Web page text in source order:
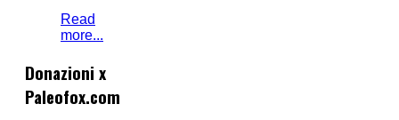
Read
more...
Donazioni x
Paleofox.com